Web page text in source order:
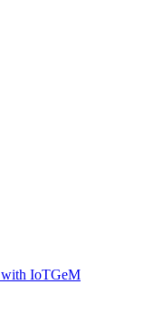
with IoTGeM